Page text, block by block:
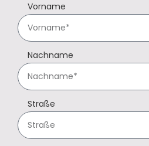
Vorname
Nachname
Straße